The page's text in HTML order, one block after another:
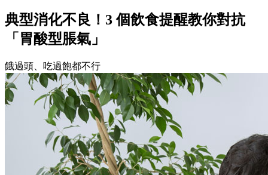
典型消化不良！3 個飲食提醒教你對抗
「胃酸型脹氣」
餓過頭、吃過飽都不行